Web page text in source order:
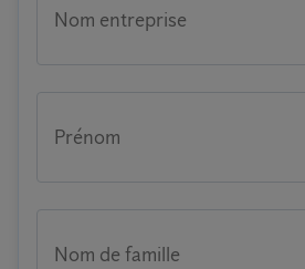
Nom entreprise
Prénom
Nom de famille